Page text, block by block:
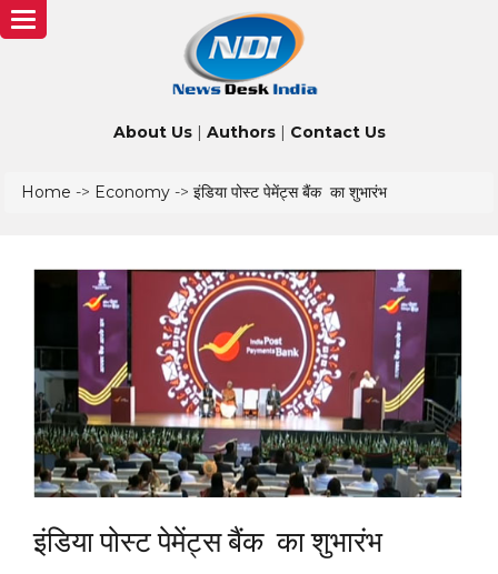
About Us| Authors| Contact Us
Toggle
navigation
Home -> Economy -> इंडिया पोस्ट पेमेंट्स बैंक का शुभारंभ
इंडिया पोस्ट पेमेंट्स बैंक का शुभारंभ